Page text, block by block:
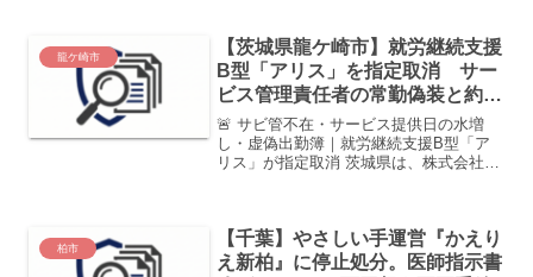
した。本件は、児...
龍ケ崎市
【茨城県龍ケ崎市】就労継続支援
B型「アリス」を指定取消 サー
ビス管理責任者の常勤偽装と約
700万円の不正請求
🚨 サビ管不在・サービス提供日の水増
し・虚偽出勤簿｜就労継続支援B型「ア
リス」が指定取消 茨城県は、株式会社ア
から令和6年6...
柏市
【千葉】やさしい手運営『かえり
え新柏』に停止処分。医師指示書